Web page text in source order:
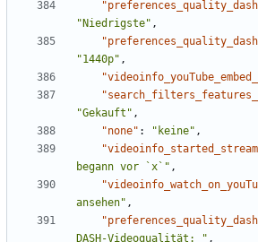
"Niedrigste" ,
"1440p" ,
"Gekauft" ,
"none" : "keine" ,
begann vor `x`" ,
ansehen" ,
DASH-Videoqualität: " ,